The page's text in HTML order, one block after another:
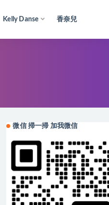
Kelly Danse 香奈兒
微信 掃一掃 加我微信